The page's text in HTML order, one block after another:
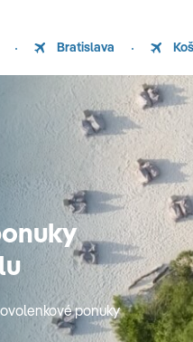
Bratislava
ponuky